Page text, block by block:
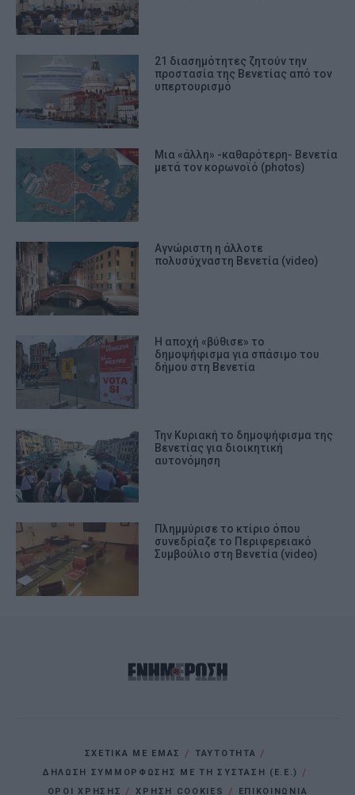
21 διασημότητες ζητούν την
προστασία της Βενετίας από τον
υπερτουρισμό
Μια «άλλη» -καθαρότερη- Βενετία
μετά τον κορωνοϊό (photos)
Αγνώριστη η άλλοτε
πολυσύχναστη Bενετία (video)
Η αποχή «βύθισε» το
δημοψήφισμα για σπάσιμο του
δήμου στη Βενετία
Την Κυριακή το δημοψήφισμα της
Βενετίας για διοικητική
αυτονόμηση
Πλημμύρισε το κτίριο όπου
συνεδρίαζε το Περιφερειακό
Συμβούλιο στη Βενετία (video)
ΣΧΕΤΙΚΑ ΜΕ ΕΜΑΣ
ΤΑΥΤΟΤΗΤΑ
ΔΗΛΩΣΗ ΣΥΜΜΟΡΦΩΣΗΣ ΜΕ ΤΗ ΣΥΣΤΑΣΗ (Ε.Ε.)
ΌΡΟΙ ΧΡΗΣΗΣ
ΧΡΗΣΗ COOKIES ΕΠΙΚΟΙΝΩΝΙΑ